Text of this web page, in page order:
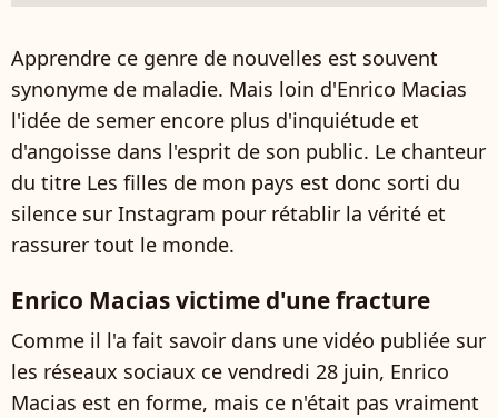
Apprendre ce genre de nouvelles est souvent
synonyme de maladie. Mais loin d'Enrico Macias
l'idée de semer encore plus d'inquiétude et
d'angoisse dans l'esprit de son public. Le chanteur
du titre Les filles de mon pays est donc sorti du
silence sur Instagram pour rétablir la vérité et
rassurer tout le monde.
Enrico Macias victime d'une fracture
Comme il l'a fait savoir dans une vidéo publiée sur
les réseaux sociaux ce vendredi 28 juin, Enrico
Macias est en forme, mais ce n'était pas vraiment